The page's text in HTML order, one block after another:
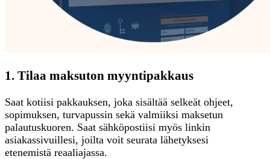
1. Tilaa maksuton myyntipakkaus
Saat kotiisi pakkauksen, joka sisältää selkeät ohjeet,
sopimuksen, turvapussin sekä valmiiksi maksetun
palautuskuoren. Saat sähköpostiisi myös linkin
asiakassivuillesi, joilta voit seurata lähetyksesi
etenemistä reaaliajassa.